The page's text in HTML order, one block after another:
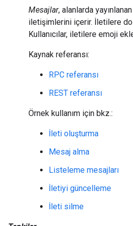
Mesajlar, alanlarda yayınlanan
iletişimlerini içerir. İletilere
Kullanıcılar, iletilere emoji
Kaynak referansı:
RPC referansı
REST referansı
Örnek kullanım için bkz.:
İleti oluşturma
Mesaj alma
Listeleme mesajları
İletiyi güncelleme
İleti silme